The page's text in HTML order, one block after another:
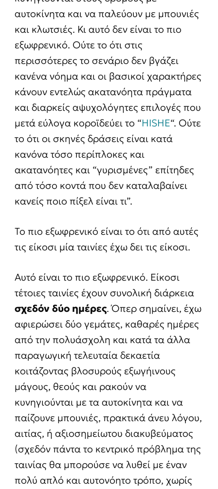
αυτοκίνητα και να παλεύουν με μπουνιές
και κλωτσιές. Κι αυτό δεν είναι το πιο
εξωφρενικό. Ούτε το ότι στις
περισσότερες το σενάριο δεν βγάζει
κανένα νόημα και οι βασικοί χαρακτήρες
κάνουν εντελώς ακατανόητα πράγματα
και διαρκείς αψυχολόγητες επιλογές που
μετά εύλογα κοροϊδεύει το “HISHE“. Ούτε
το ότι οι σκηνές δράσεις είναι κατά
κανόνα τόσο περίπλοκες και
ακατανόητες και “γυρισμένες” επίτηδες
από τόσο κοντά που δεν καταλαβαίνει
κανείς ποιο πίξελ είναι τι”.
Το πιο εξωφρενικό είναι το ότι από αυτές
τις είκοσι μία ταινίες έχω δει τις είκοσι.
Αυτό είναι το πιο εξωφρενικό. Είκοσι
τέτοιες ταινίες έχουν συνολική διάρκεια
σχεδόν δύο ημέρες. Όπερ σημαίνει, έχω
αφιερώσει δύο γεμάτες, καθαρές ημέρες
από την πολυάσχολη και κατά τα άλλα
παραγωγική τελευταία δεκαετία
κοιτάζοντας βλοσυρούς εξωγήινους
μάγους, θεούς και ρακούν να
κυνηγιούνται με τα αυτοκίνητα και να
παίζουνε μπουνιές, πρακτικά άνευ λόγου,
αιτίας, ή αξιοσημείωτου διακυβεύματος
(σχεδόν πάντα το κεντρικό πρόβλημα της
ταινίας θα μπορούσε να λυθεί με έναν
πολύ απλό και αυτονόητο τρόπο, χωρίς